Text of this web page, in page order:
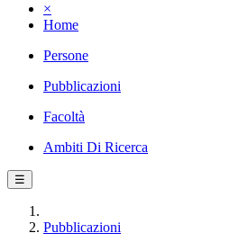
×
Home
Persone
Pubblicazioni
Facoltà
Ambiti Di Ricerca
☰
Pubblicazioni